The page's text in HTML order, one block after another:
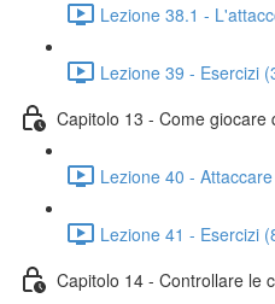
Lezione 38.1 -
Lezione 39 - Esercizi
Capitolo 13 - Come giocare
Lezione 40 -
Lezione 41 - Esercizi
Capitolo 14 - Controllare le